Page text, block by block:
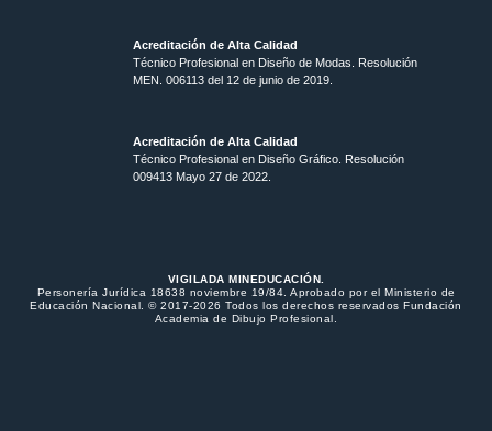
Acreditación de Alta Calidad
Técnico Profesional en Diseño de Modas. Resolución
MEN. 006113 del 12 de junio de 2019.
Acreditación de Alta Calidad
Técnico Profesional en Diseño Gráfico. Resolución
009413 Mayo 27 de 2022.
VIGILADA MINEDUCACIÓN.
Personería Jurídica 18638 noviembre 19/84. Aprobado por el Ministerio de
Educación Nacional. © 2017-2026 Todos los derechos reservados Fundación
Academia de Dibujo Profesional.